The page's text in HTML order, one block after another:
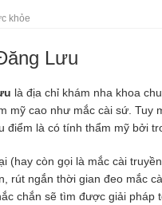
khỏe
Lưu
là địa chỉ khám nha khoa
mỹ cao như mắc cài sứ. Tuy
điểm là có tính thẩm mỹ bởi
(hay còn gọi là mắc cài
rút ngắn thời gian đeo mắc
chắn sẽ tìm được giải pháp